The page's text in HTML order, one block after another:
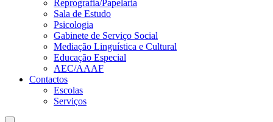
Reprografia/Papelaria
Sala de Estudo
Psicologia
Gabinete de Serviço Social
Mediação Linguística e Cultural
Educação Especial
AEC/AAAF
Contactos
Escolas
Serviços